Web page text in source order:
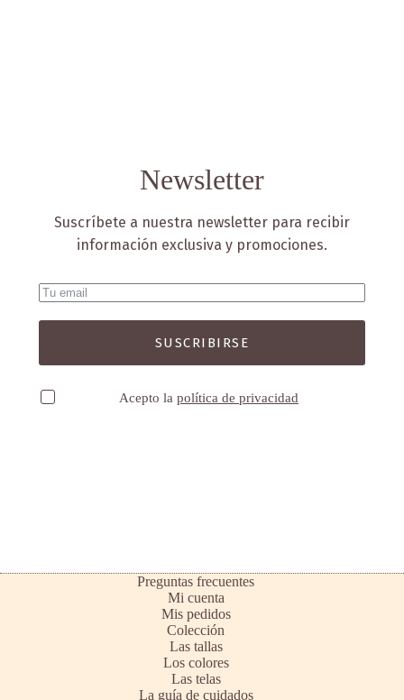
Newsletter
Suscríbete a nuestra newsletter para recibir
información exclusiva y promociones.
SUSCRIBIRSE
Acepto la política de privacidad
Preguntas frecuentes
Mi cuenta
Mis pedidos
Colección
Las tallas
Los colores
Las telas
La guía de cuidados